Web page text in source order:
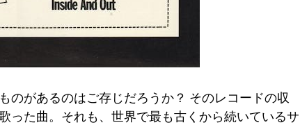
のがあるのはご存じだろうか？ そのレコードの収
った曲。それも、世界で最も古くから続いているサ